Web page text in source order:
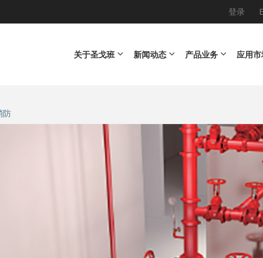
登录
关于圣戈班 新闻动态 产品业务 应用
防